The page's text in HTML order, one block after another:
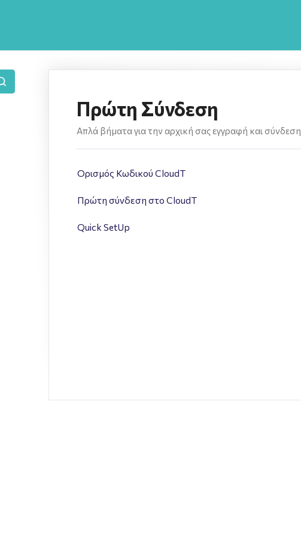
Πρώτη Σύνδεση
Απλά βήματα για την αρχική σας εγγραφή και σύνδεση
Ορισμός Κωδικού CloudT
Πρώτη σύνδεση στο CloudT
Quick SetUp
Toggle
Search